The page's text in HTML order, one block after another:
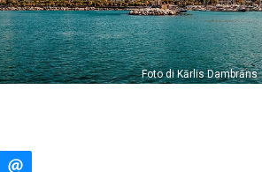
Foto di Kārlis Dambrāns